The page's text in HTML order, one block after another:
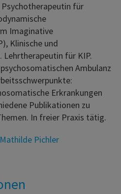
für
Imaginative
Klinische und
Lehrtherapeutin für KIP.
Ambulanz
Erkrankungen
Publikationen zu
In freier Praxis tätig.
Mathilde Pichler